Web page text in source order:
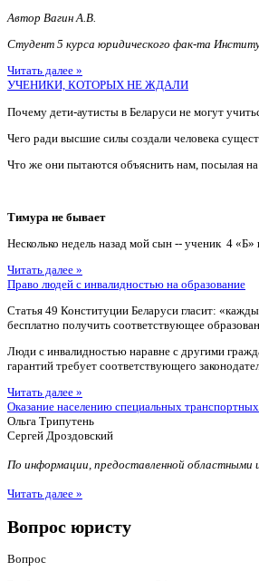
Автор Вагин А.В.
Студент 5 курса юридического фак-та
Читать далее »
УЧЕНИКИ, КОТОРЫХ НЕ ЖДАЛИ
Почему дети-аутисты в Беларуси не могут
Чего ради высшие силы создали человека
Что же они пытаются объяснить нам, посылая
Тимура не бывает
Несколько недель назад мой сын -- ученик 4
Читать далее »
Право людей с инвалидностью на образование
Статья 49 Конституции Беларуси гласит:
бесплатно получить соответствующее
Люди с инвалидностью наравне с другими
гарантий требует соответствующего
Читать далее »
Оказание населению специальных
Ольга Трипутень
Сергей Дроздовский
По информации, предоставленной областными
Читать далее »
Вопрос юристу
Вопрос